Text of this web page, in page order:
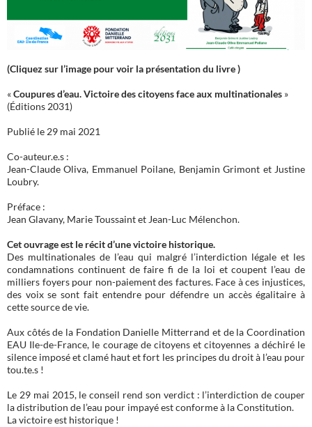
(Cliquez sur l’image pour voir la présentation du livre )
«Coupures d’eau. Victoire des citoyens face aux multinationales »
(Éditions 2031)
Publié le 29 mai 2021
Co-auteur.e.s :
Jean-Claude Oliva, Emmanuel Poilane, Benjamin Grimont et Justine
Loubry.
Préface :
Jean Glavany, Marie Toussaint et Jean-Luc Mélenchon.
Cet ouvrage est le récit d’une victoire historique.
Des multinationales de l’eau qui malgré l’interdiction légale et les
condamnations continuent de faire fi de la loi et coupent l’eau de
milliers foyers pour non-paiement des factures. Face à ces injustices,
des voix se sont fait entendre pour défendre un accès égalitaire à
cette source de vie.
Aux côtés de la Fondation Danielle Mitterrand et de la Coordination
EAU Ile-de-France, le courage de citoyens et citoyennes a déchiré le
silence imposé et clamé haut et fort les principes du droit à l’eau pour
tou.te.s !
Le 29 mai 2015, le conseil rend son verdict : l’interdiction de couper
la distribution de l’eau pour impayé est conforme à la Constitution.
La victoire est historique !